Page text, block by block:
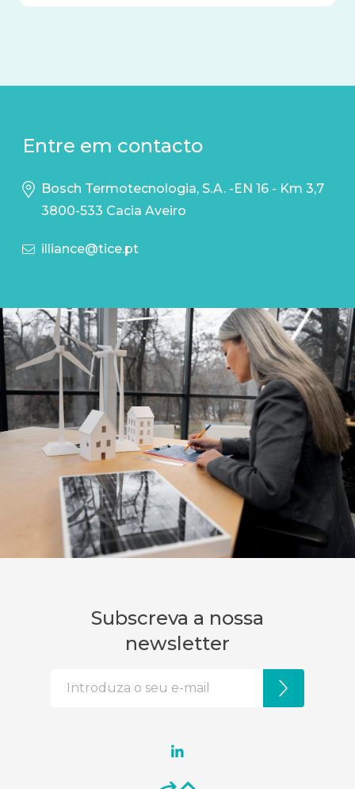
Entre em contacto
Bosch Termotecnologia, S.A. -EN 16 - Km 3,7
3800-533 Cacia Aveiro
illiance@tice.pt
Subscreva a nossa
newsletter